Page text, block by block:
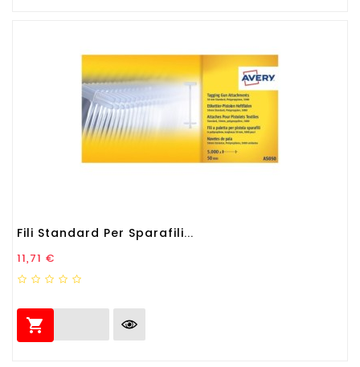
Fili Standard Per Sparafili...
Prezzo
11,71 €
